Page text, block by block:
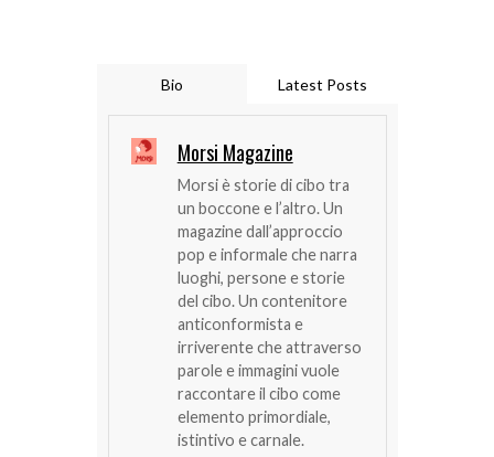
Bio Latest Posts
Morsi Magazine
Morsi è storie di cibo tra
un boccone e l’altro. Un
magazine dall’approccio
pop e informale che narra
luoghi, persone e storie
del cibo. Un contenitore
anticonformista e
irriverente che attraverso
parole e immagini vuole
raccontare il cibo come
elemento primordiale,
istintivo e carnale.